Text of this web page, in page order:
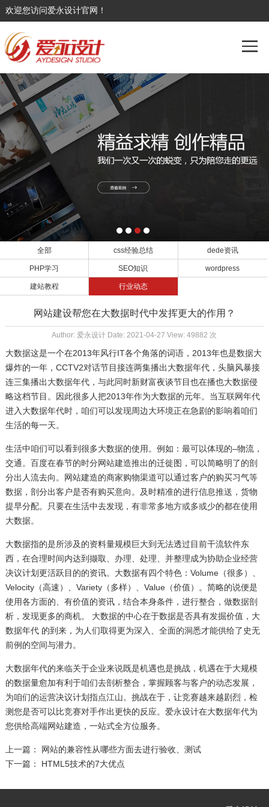
欢迎您访问爱永设计官网！
全部 css经验总结 dede资讯
PHP学习 SEO知识 wordpress
建站教程 行业动态
网站建设帮您在大数据时代中发挥更大的作用？
Author: 爱永设计 Date: 2021-04-27 View: 49882 次
大数据这是一个在2013年风行IT各个角落的词语，2013年也是数据大
爆炸的一年，CCTV2对话节目接连两集播出大数据年代，头脑风暴接
连三集播出大数据年代，与此同时新财富夜谈节目也在播也大数据侵
略这档节目。因此很多人把2013年作为大数据的元年。当互联网年代
进入大数据年代时，咱们可以发现周边大环境正在急剧的影响着咱们
生活的每一天。
生活中咱们可以看到很多大数据的使用。例如：最可以体现的–物流，
交通。百度在春节的时分网站建造推出的迁徙图，可以简略明了的剖
分出人流去向。网站建造的商家购物渠道可以通过客户的购买习气等
数据，剖分出客户是否有购买意向。及时精准的进行信息推送，货物
提早分配。只要在生活中去发现，有非常多地方或多或少的都在使用
大数据。
大数据指的是所涉及的资料量规模巨大到无法透过目前干流软件东
西，在合理时间内达到撷取、办理、处理、并整理成为协助企业经营
决议计划更活跃目的的资讯。大数据有四个特色：Volume（很多）、
Velocity（高速）、Variety（多样）、Value（价值）。简略的说便是
使用各方面的、有价值的资讯，结合本身条件，进行整合，做数据剖
析，发现更多的商机。 大数据的中心在于数据是否具有发掘价值，大
数据年代 的到来，为人们取得更为深入、全面的洞悉才能供给了史无
前例的空间与潜力。
大数据年代的来临关于企业来说既是机遇也是挑战，机遇在于大规模
的数据量愈加有利于咱们去剖析整合，掌握顾客与客户的动态发展，
为咱们的运营决议计划指点江山。挑战在于，让竞赛越来越剧烈，检
测您是否可以比竞赛对手作出更快的反应。爱永设计在大数据年代为
您供给高端网站建造，一站式全方位服务。
上一篇：
网站的兼容性从哪些方面去进行验收、测试
下一篇：
HTML5技术的7大优点